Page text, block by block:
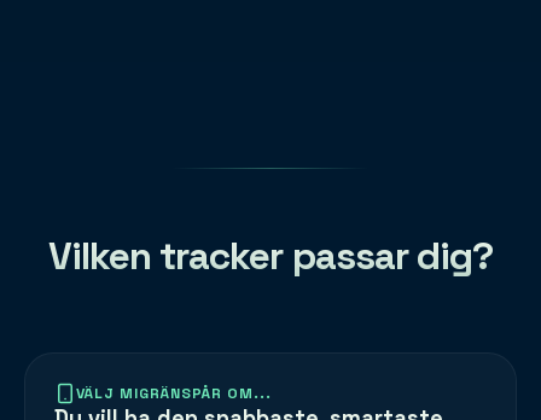
Vilken tracker passar dig?
VÄLJ MIGRÄNSPÅR OM...